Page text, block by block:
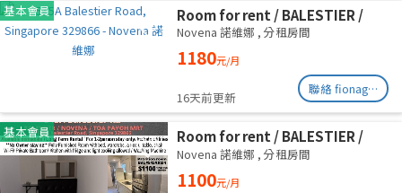
基本會員
Room for rent / BALESTIER /
NOVENA / Common room / 1pax
stay / Available immediate
Novena 諾維娜 , 分租房間
1180元/月
16天前更新
聯絡 fionag@transinex.com.sg
基本會員
Room for rent / BALESTIER /
NOVENA / Common room / 1pax
stay / Available immediate
Novena 諾維娜 , 分租房間
1100元/月